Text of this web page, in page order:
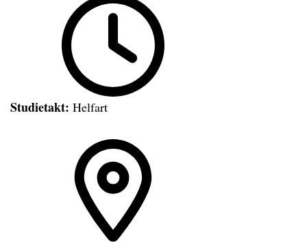
Studietakt: Helfart